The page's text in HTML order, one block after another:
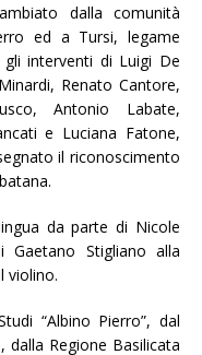
dalla comunità
ed a Tursi, legame
interventi di Luigi De
Renato Cantore,
Antonio Labate,
e Luciana Fatone,
il riconoscimento
da parte di Nicole
Stigliano alla
violino.
“Albino Pierro”, dal
Regione Basilicata